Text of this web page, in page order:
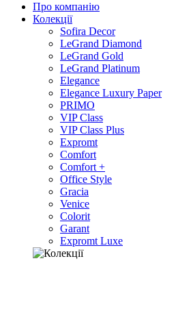
Про компанію
Колекції
Sofira Decor
LeGrand Diamond
LeGrand Gold
LeGrand Platinum
Elegance
Elegance Luxury Paper
PRIMO
VIP Class
VIP Class Plus
Expromt
Comfort
Comfort +
Office Style
Gracia
Venice
Colorit
Garant
Expromt Luxe